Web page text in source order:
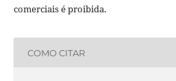
comerciais é proibida.
COMO CITAR